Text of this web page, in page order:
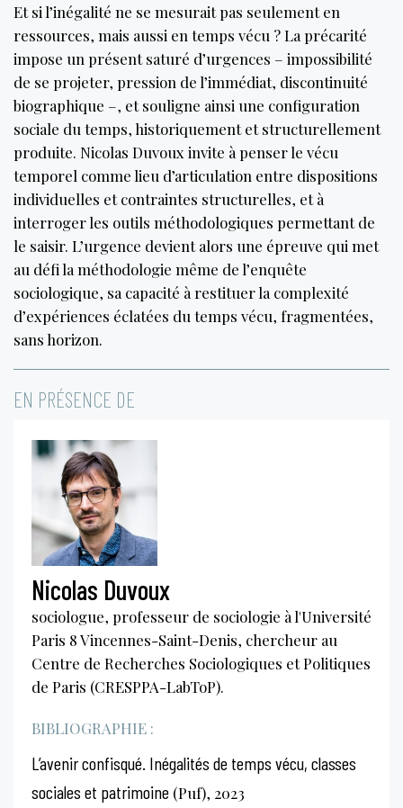
Et si l’inégalité ne se mesurait pas seulement en
ressources, mais aussi en temps vécu ? La précarité
impose un présent saturé d’urgences – impossibilité
de se projeter, pression de l’immédiat, discontinuité
biographique –, et souligne ainsi une configuration
sociale du temps, historiquement et structurellement
produite. Nicolas Duvoux invite à penser le vécu
temporel comme lieu d’articulation entre dispositions
individuelles et contraintes structurelles, et à
interroger les outils méthodologiques permettant de
le saisir. L’urgence devient alors une épreuve qui met
au défi la méthodologie même de l’enquête
sociologique, sa capacité à restituer la complexité
d’expériences éclatées du temps vécu, fragmentées,
sans horizon.
EN PRÉSENCE DE
Nicolas Duvoux
sociologue, professeur de sociologie à l'Université
Paris 8 Vincennes-Saint-Denis, chercheur au
Centre de Recherches Sociologiques et Politiques
de Paris (CRESPPA-LabToP).
BIBLIOGRAPHIE :
L’avenir confisqué. Inégalités de temps vécu, classes
sociales et patrimoine (Puf), 2023